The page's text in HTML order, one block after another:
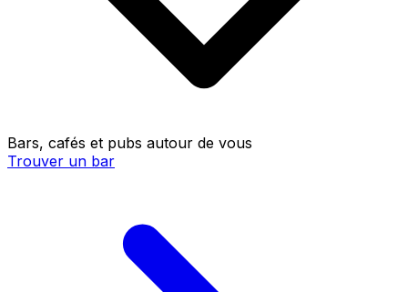
Bars, cafés et pubs autour de vous
Trouver un bar